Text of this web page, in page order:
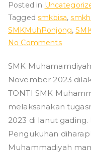
Posted in
Taggedsmkbisa,
SMKMuhPonjong,
No Commentson
TIM
TONTI
SMK
SMK
November 2023
TONTI SMK
melaksanakan
2023 di lanut
Pengukuhan
Muhammadiyah